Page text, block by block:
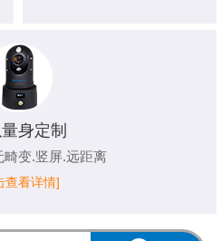
身定制
畸变.竖屏.远距离
查看详情]